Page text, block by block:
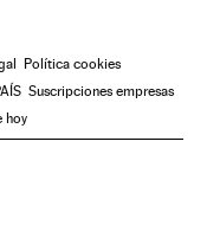
Política cookies
Suscripciones empresas
hoy